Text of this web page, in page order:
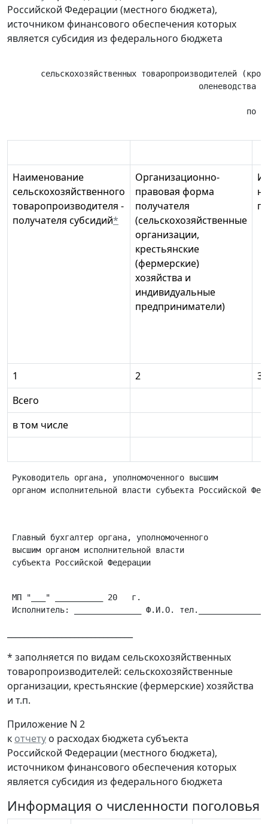
Российской Федерации (местного бюджета),
источником финансового обеспечения которых
является субсидия из федерального бюджета
сельскохозяйственных товаропроизводителей
оленеводства
по
Наименование
сельскохозяйственного
товаропроизводителя -
получателя субсидий*
Организационно-
правовая форма
получателя
(сельскохозяйственные
организации,
крестьянские
(фермерские)
хозяйства и
индивидуальные
предприниматели)
1 2
3
Всего
в том числе
Руководитель органа, уполномоченного высшим
органом исполнительной власти субъекта Российской
Главный бухгалтер органа, уполномоченного
высшим органом исполнительной власти
субъекта Российской Федерации
МП "___" __________ 20   г.
* заполняется по видам сельскохозяйственных
товаропроизводителей: сельскохозяйственные
организации, крестьянские (фермерские) хозяйства
и т.п.
Приложение N 2
к отчету о расходах бюджета субъекта
Российской Федерации (местного бюджета),
источником финансового обеспечения которых
является субсидия из федерального бюджета
Информация о численности поголовья